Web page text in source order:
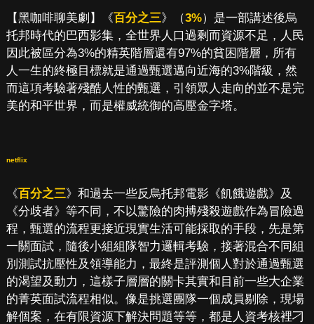
【黑咖啡聊美劇】《百分之三》（3%）是一部講述後烏
托邦時代的巴西影集，全世界人口過剩而資源不足，人民
因此被區分為3%的精英階層還有97%的貧困階層，所有
人一生的終極目標就是通過甄選邁向近海的3%階級，然
而這項考驗著殘酷人性的甄選，引領眾人走向的並不是完
美的和平世界，而是權威統御的高壓金字塔。
netflix
《百分之三》和過去一些反烏托邦電影《飢餓遊戲》及
《分歧者》等不同，不以驚險的肉搏殘殺遊戲作為冒險過
程，甄選的流程更接近現實生活可能採取的手段，先是第
一關面試，隨後小組組隊智力邏輯考驗，接著混合不同組
別測試抗壓性及領導能力，最終是評測個人對於通過甄選
的渴望及動力，這樣子層層的關卡其實和目前一些大企業
的菁英面試流程相似。像是挑選團隊一個成員剔除，現場
解個案，在有限資源下解決問題等等，都是人資考核裡刁